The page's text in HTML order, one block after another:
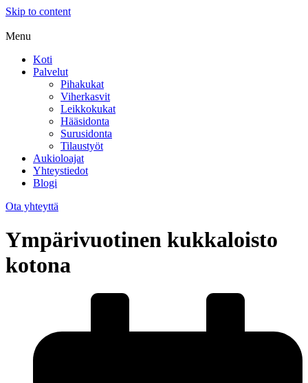
Skip to content
Menu
Koti
Palvelut
Pihakukat
Viherkasvit
Leikkokukat
Hääsidonta
Surusidonta
Tilaustyöt
Aukioloajat
Yhteystiedot
Blogi
Ota yhteyttä
Ympärivuotinen kukkaloisto
kotona